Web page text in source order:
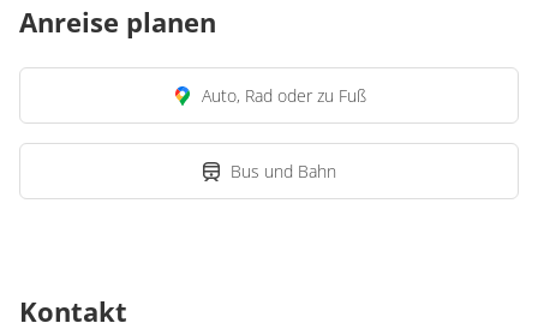
Anreise planen
Auto, Rad oder zu Fuß
Bus und Bahn
Kontakt